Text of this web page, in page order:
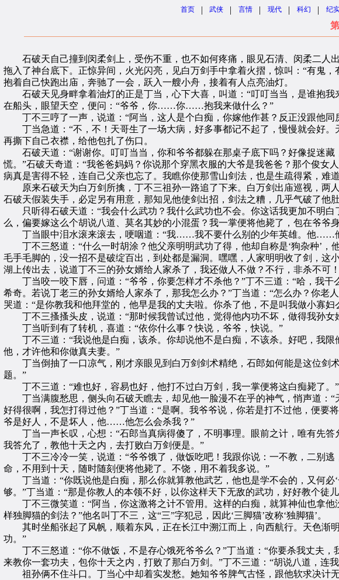
首页 | 武侠 | 言情 | 现代 | 科幻 | 纪
石破天自己撞到闵柔剑上，受伤不重，也不如何疼痛，眼见石清、闵柔二人
拖入了神台底下。正惊异间，火光闪亮，见白万剑手中拿着火摺，惊叫：“有鬼
抱着自己快跑出庙，奔驰了一会，跃入一艘小舟，接着有人点亮油灯。
石破天见身畔拿着油灯的正是丁当，心下大喜，叫道：“叮叮当当，是谁抱我
在船头，眼望天空，便问：“爷爷，你……你……抱我来做什么？”
丁不三哼了一声，说道：“阿当，这人是个白痴，你嫁他作甚？反正没跟他同
丁当急道：“不，不！天哥生了一场大病，好多事都记不起了，慢慢就会好。
再撕下自己衣襟，给他包扎了伤口。
石破天道：“谢谢你。叮叮当当，你和爷爷都躲在那桌子底下吗？好像捉迷藏
慌。”石破天奇道：“我爸爸妈妈？你说那个穿黑衣服的大爷是我爸爸？那个俊
病真是害得不轻，连自己父亲也忘了。我瞧你使那雪山剑法，也是生疏得紧，
原来石破天为白万剑所擒，丁不三祖孙一路追了下来。白万剑出庙巡视，两
石破天假装失手，必定另有用意，那知见他使剑出招，剑法之糟，几乎气破了他
只听得石破天道：“我会什么武功？我什么武功也不会。你这话我更加不明白
么，偏要嫁这么个胡说八道、莫名其妙的小混蛋？我一掌便将他毙了，包在爷
丁当眼中泪水滚来滚去，哽咽道：“我……我不要什么别的少年英雄。他……
丁不三怒道：“什么一时胡涂？他父亲明明武功了得，他却自称是‘狗杂种’，
毛手毛脚的，没一招不是破绽百出，到处都是漏洞。嘿嘿，人家明明收了剑，
湖上传出去，说道丁不三的孙女婿给人家杀了，我还做人不做？不行，非杀不可
丁当咬一咬下唇，问道：“爷爷，你要怎样才不杀他？”丁不三道：“哈，我干
希奇。若说丁老三的孙女婿给人家杀了，那我怎么办？”丁当道：“怎么办？你老
哭道：“是你教我和他拜堂的，他早是我的丈夫啦。你杀了他，不是叫我做小寡妇
丁不三搔搔头皮，说道：“那时候我曾试过他，觉得他内功不坏，做得我孙女
丁当听到有了转机，喜道：“依你什么事？快说，爷爷，快说。”
丁不三道：“我说他是白痴，该杀。你却说他不是白痴，不该杀。好吧，我限
他，才许他和你做真夫妻。”
丁当倒抽了一口凉气，刚才亲眼见到白万剑剑术精绝，石郎如何能是这位剑
题。”
丁不三道：“难也好，容易也好，他打不过白万剑，我一掌便将这白痴毙了。
丁当满腹愁思，侧头向石破天瞧去，却见他一脸漫不在乎的神气，悄声道：“
好得很啊，我怎打得过他？”丁当道：“是啊。我爷爷说，你若是打不过他，便
爷是好人，不是坏人，他……他怎么会杀我？”
丁当一声长叹，心想：“石郎当真病得傻了，不明事理。眼前之计，唯有先答
我答允了，教他十天之内，去打败白万剑便是。”
丁不三冷冷一笑，说道：“爷爷饿了，做饭吃吧！我跟你说：一不教，二别逃
命，不用到十天，随时随刻便将他毙了。不饶，用不着我多说。”
丁当道：“你既说他是白痴，那么你就算教他武艺，他也是学不会的，又何必
够。”丁当道：“那是你教人的本领不好，以你这样天下无敌的武功，好好教个
丁不三微笑道：“阿当，你这激将之计不管用。这样的白痴，就算神仙也拿他
样独脚猫的剑法？”他名叫丁不三，这“三”字犯忌，因此‘三脚猫’改称‘独脚猫’。
其时坐船张起了风帆，顺着东风，正在长江中溯江而上，向西航行。天色渐
功。”
丁不三怒道：“你不做饭，不是存心饿死爷爷么？”丁当道：“你要杀我丈夫，
来教你一套功夫，包你十天之内，打败了那白万剑。”丁不三道：“胡说八道，连
祖孙俩不住斗口。丁当心中却着实发愁。她知爷爷脾气古怪，跟他软求决计